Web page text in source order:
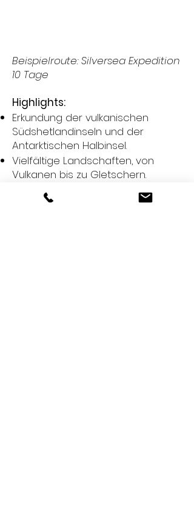
​Beispielroute: Silversea Expedition
10 Tage
Highlights:
Erkundung der vulkanischen
Südshetlandinseln und der
Antarktischen Halbinsel.
Vielfältige Landschaften, von
Vulkanen bis zu Gletschern.
Pinguinkolonien und historische
Walfangstationen.